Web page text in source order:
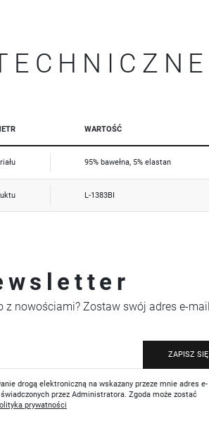
WARTOŚĆ
95% bawełna, 5% elastan
L-1383BI
z nowościami? Zostaw swój adres e-mail
ZAPISZ SIĘ
drogą elektroniczną na wskazany przeze mnie adres e-
przez Administratora. Zgoda może zostać
prywatności